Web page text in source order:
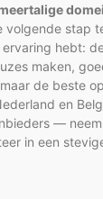
volgende stap
hebt:
maken,
de beste
en
—
in een